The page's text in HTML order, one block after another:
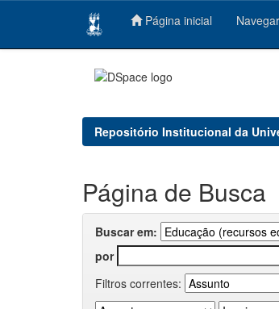
Página inicial Navegar
Repositório Institucional da
Página de Busca
Buscar em:
por
Filtros correntes: